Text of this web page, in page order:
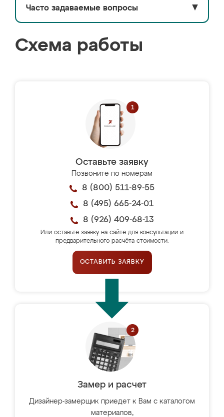
Часто задаваемые вопросы ▼
Схема работы
Оставьте заявку
Позвоните по номерам
8 (800) 511-89-55
8 (495) 665-24-01
8 (926) 409-68-13
Или оставьте заявку на сайте для консультации и
предварительного расчёта стоимости.
ОСТАВИТЬ ЗАЯВКУ
Замер и расчет
Дизайнер-замерщик приедет к Вам с каталогом
материалов,